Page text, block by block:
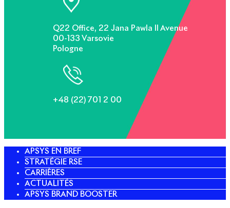
Q22 Office, 22 Jana Pawla II Avenue
00-133 Varsovie
Pologne
+48 (22) 701 2 00
APSYS EN BREF
STRATÉGIE RSE
CARRIÈRES
ACTUALITÉS
APSYS BRAND BOOSTER